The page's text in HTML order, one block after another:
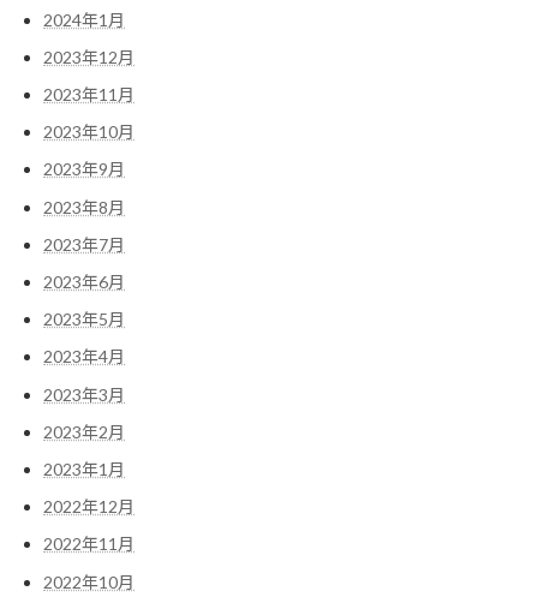
2024年1月
2023年12月
2023年11月
2023年10月
2023年9月
2023年8月
2023年7月
2023年6月
2023年5月
2023年4月
2023年3月
2023年2月
2023年1月
2022年12月
2022年11月
2022年10月